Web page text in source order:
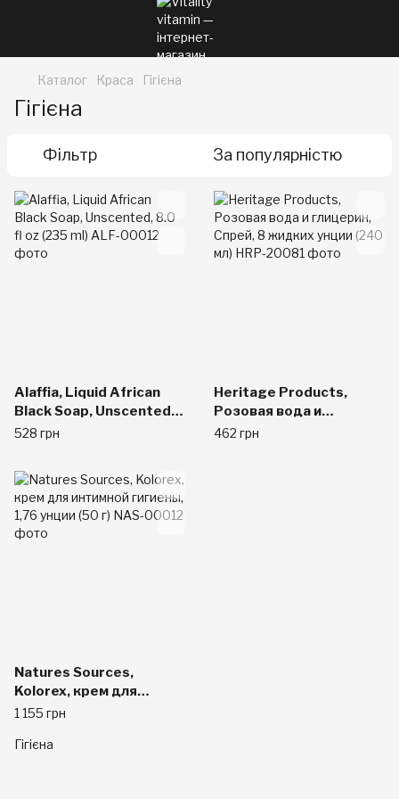
Каталог Краса Гігієна
Гігієна
Фільтр За популярністю
Alaffia, Liquid African
Black Soap, Unscented,
8.0 fl oz (235 ml)
528 грн
Heritage Products,
Розовая вода и
глицерин, Спрей, 8
462 грн
Natures Sources,
Kolorex, крем для
интимной гигиены, 1,76
1 155 грн
Гігієна